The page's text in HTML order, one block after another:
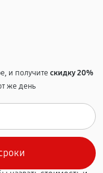
и получитескидку 20%
же день